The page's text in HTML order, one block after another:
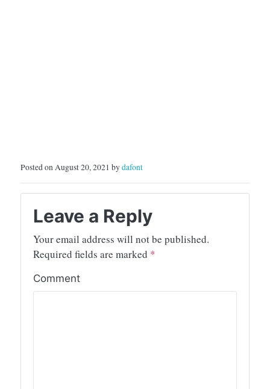
Posted on August 20, 2021 bydafont
Leave a Reply
Your email address will not be published.
Required fields are marked *
Comment